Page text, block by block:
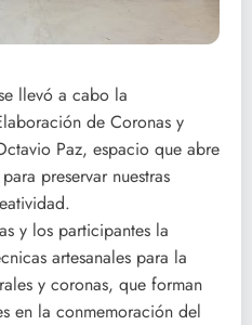
llevó a cabo la
de Coronas y
Paz, espacio que abre
preservar nuestras
y los participantes la
artesanales para la
y coronas, que forman
en la conmemoración del